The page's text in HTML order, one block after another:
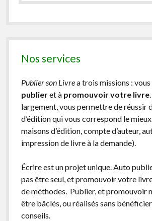
Nos services
Publier son Livrea trois missions :
publieret à promouvoir votre livre
largement, vous permettre de réussir
d’édition qui vous correspond le
maisons d’édition, compte d’auteur,
impression de livre à la demande).
Écrire est un projet unique. Auto
pas être seul, et promouvoir votre
de méthodes. Publier, et promouvoir
être bâclés, ou réalisés sans
conseils.